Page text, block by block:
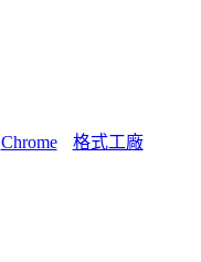
Chrome 格式工廠